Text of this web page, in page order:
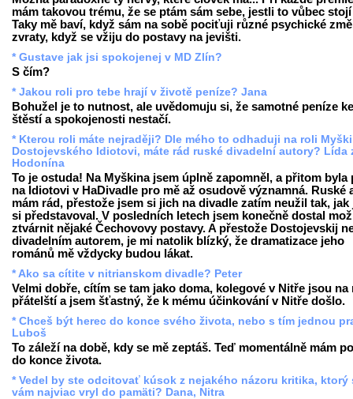
mám takovou trému, že se ptám sám sebe, jestli to vůbec
Taky mě baví, když sám na sobě pociťuji různé psychické
zvraty, když se vžiju do postavy na jevišti.
* Gustave jak jsi spokojenej v MD Zlín?
S čím?
* Jakou roli pro tebe hrají v životě peníze? Jana
Bohužel je to nutnost, ale uvědomuju si, že samotné peníze ke
štěstí a spokojenosti nestačí.
* Kterou roli máte nejraději? Dle mého to odhaduji na roli
Dostojevského Idiotovi, máte rád ruské divadelní autory? Lída
Hodonína
To je ostuda! Na Myškina jsem úplně zapomněl, a přitom byla
na Idiotovi v HaDivadle pro mě až osudově významná. Ruské
mám rád, přestože jsem si jich na divadle zatím neužil tak, jak
si představoval. V posledních letech jsem konečně dostal
ztvárnit nějaké Čechovovy postavy. A přestože Dostojevskij
divadelním autorem, je mi natolik blízký, že dramatizace jeho
románů mě vždycky budou lákat.
* Ako sa cítite v nitrianskom divadle? Peter
Velmi dobře, cítím se tam jako doma, kolegové v Nitře jsou na
přátelští a jsem šťastný, že k mému účinkování v Nitře došlo.
* Chceš být herec do konce svého života, nebo s tím jednou
Luboš
To záleží na době, kdy se mě zeptáš. Teď momentálně mám
do konce života.
* Vedel by ste odcitovať kúsok z nejakého názoru kritika, ktorý
vám najviac vryl do pamäti? Dana, Nitra